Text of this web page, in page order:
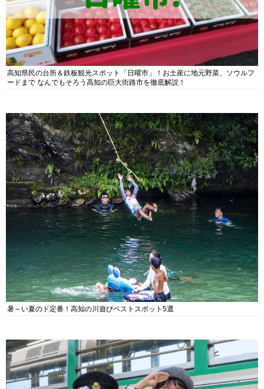
高知県民の台所＆鉄板観光スポット「日曜市」！お土産に地元野菜、ソウルフ
ードまで なんでもそろう高知の巨大街路市を徹底解説！
暑～い夏のド定番！高知の川遊びベストスポット5選